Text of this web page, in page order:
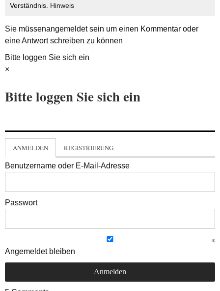
Verständnis. Hinweis
Sie müssenangemeldetsein um einen Kommentar oder
eine Antwort schreiben zu können
Bitte loggen Sie sich ein
×
Bitte loggen Sie sich ein
ANMELDEN REGISTRIERUNG
Benutzername oder E-Mail-Adresse
Passwort
Angemeldet bleiben